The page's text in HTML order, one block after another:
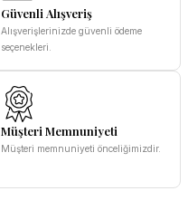
Güvenli Alışveriş
Alışverişlerinizde güvenli ödeme
seçenekleri.
Müşteri Memnuniyeti
Müşteri memnuniyeti önceliğimizdir.